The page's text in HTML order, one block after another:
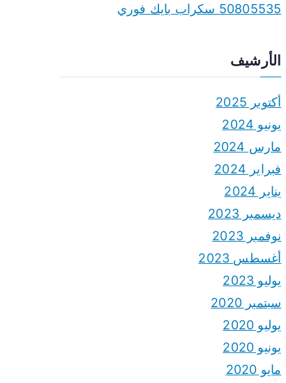
50805535 سكراب بايك فوري
الأرشيف
أكتوبر 2025
يونيو 2024
مارس 2024
فبراير 2024
يناير 2024
ديسمبر 2023
نوفمبر 2023
أغسطس 2023
يوليو 2023
سبتمبر 2020
يوليو 2020
يونيو 2020
مايو 2020